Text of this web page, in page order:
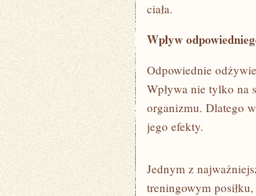
ciała.
Wpływ
Odpowiednie
Wpływa nie tylko na
organizmu. Dlatego
jego​ efekty.
Jednym z⁣
treningowym